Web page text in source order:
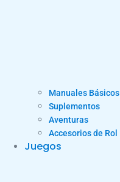
Manuales Básicos
Suplementos
Aventuras
Accesorios de Rol
Juegos